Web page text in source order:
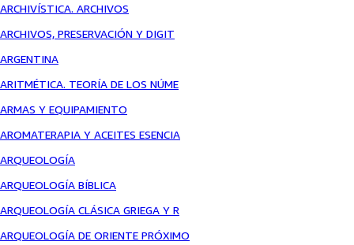
ARCHIVÍSTICA. ARCHIVOS
ARCHIVOS, PRESERVACIÓN Y DIGIT
ARGENTINA
ARITMÉTICA. TEORÍA DE LOS NÚME
ARMAS Y EQUIPAMIENTO
AROMATERAPIA Y ACEITES ESENCIA
ARQUEOLOGÍA
ARQUEOLOGÍA BÍBLICA
ARQUEOLOGÍA CLÁSICA GRIEGA Y R
ARQUEOLOGÍA DE ORIENTE PRÓXIMO